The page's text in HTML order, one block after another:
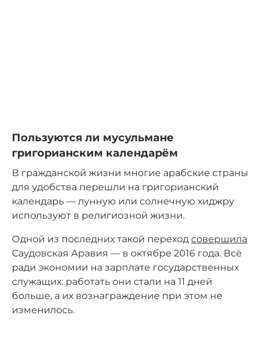
Пользуются ли мусульмане
григорианским календарём
В гражданской жизни многие арабские страны
для удобства перешли на григорианский
календарь — лунную или солнечную хиджру
используют в религиозной жизни.
Одной из последних такой переход совершила
Саудовская Аравия — в октябре 2016 года. Всё
ради экономии на зарплате государственных
служащих: работать они стали на 11 дней
больше, а их вознаграждение при этом не
изменилось.